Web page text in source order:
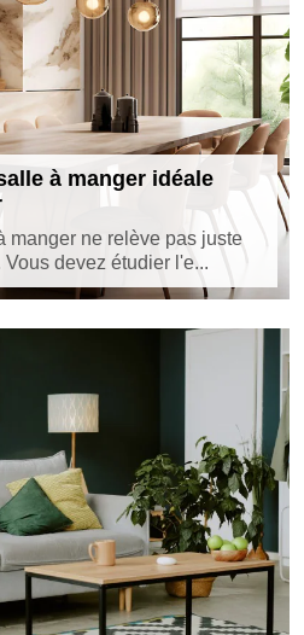
à manger idéale
manger ne relève pas juste
devez étudier l'e...